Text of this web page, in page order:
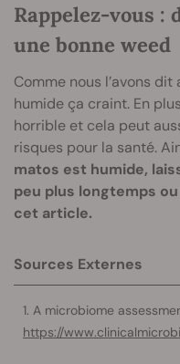
Rappelez-vous :
une bonne weed
Comme nous l’avons
humide ça craint. En
horrible et cela peut
risques pour la santé.
matos est humide,
peu plus longtemps
cet article.
Sources Externes
A microbiome
https://